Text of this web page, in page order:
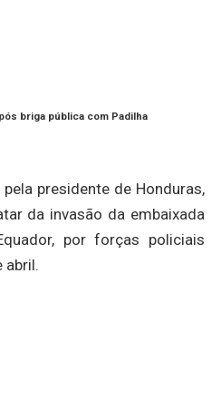
briga pública com Padilha
presidente de Honduras,
da invasão da embaixada
por forças policiais
abril.